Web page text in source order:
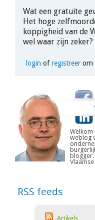
Wat een gratuite
Het hoge
koppigheid van de
wel waar zijn zeker?
login ofregistreerom
weblog
RSS feeds
Artikels